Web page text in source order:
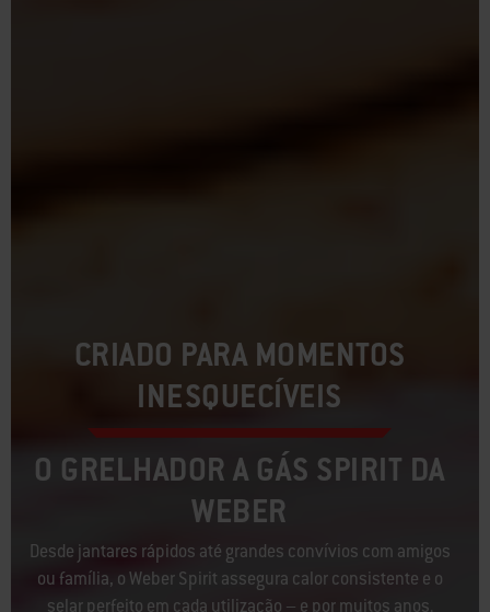
CRIADO PARA MOMENTOS
INESQUECÍVEIS
O GRELHADOR A GÁS SPIRIT DA
WEBER
Desde jantares rápidos até grandes convívios com amigos
ou família, o Weber Spirit assegura calor consistente e o
selar perfeito em cada utilização – e por muitos anos.